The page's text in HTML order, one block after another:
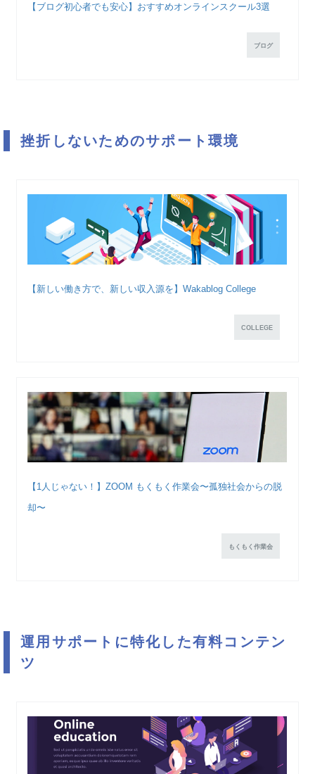
【ブログ初心者でも安心】おすすめオンラインスクール3選
ブログ
挫折しないためのサポート環境
【新しい働き方で、新しい収入源を】Wakablog College
COLLEGE
【1人じゃない！】ZOOM もくもく作業会〜孤独社会からの脱
却〜
もくもく作業会
運用サポートに特化した有料コンテン
ツ